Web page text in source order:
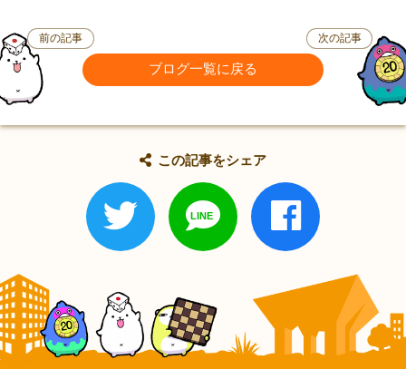
前の記事
ブログ一覧に戻る
次の記事
この記事をシェア